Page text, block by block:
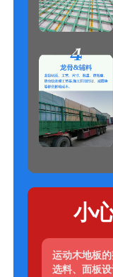
小
运动木地板
选料、面板